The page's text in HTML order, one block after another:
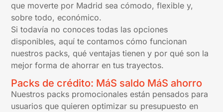
que moverte por Madrid sea cómodo, flexible y,
sobre todo, económico.
Si todavía no conoces todas las opciones
disponibles, aquí te contamos cómo funcionan
nuestros packs, qué ventajas tienen y por qué son la
mejor forma de ahorrar en tus trayectos.
Packs de crédito: MáS saldo MáS ahorro
Nuestros packs promocionales están pensados para
usuarios que quieren optimizar su presupuesto en